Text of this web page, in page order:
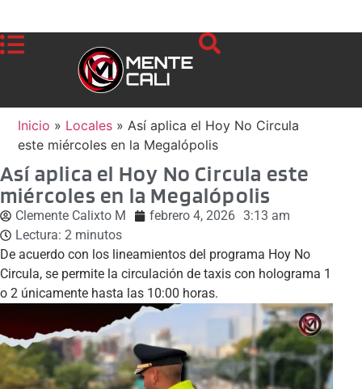
Inicio » Locales » Así aplica el Hoy No Circula
este miércoles en la Megalópolis
Así aplica el Hoy No Circula este
miércoles en la Megalópolis
Clemente Calixto M febrero 4, 2026 3:13 am
Lectura: 2 minutos
De acuerdo con los lineamientos del programa Hoy No
Circula, se permite la circulación de taxis con holograma 1
o 2 únicamente hasta las 10:00 horas.